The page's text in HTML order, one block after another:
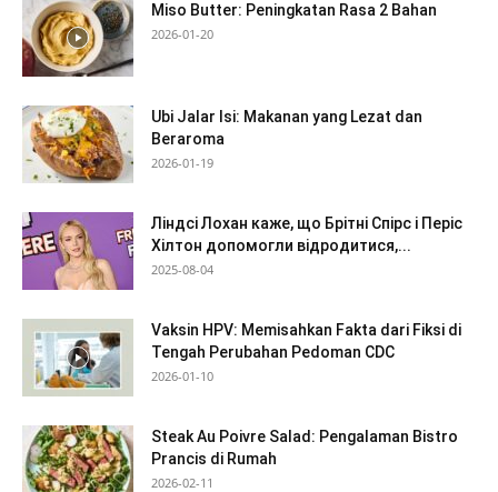
Miso Butter: Peningkatan Rasa 2 Bahan
2026-01-20
Ubi Jalar Isi: Makanan yang Lezat dan
Beraroma
2026-01-19
Ліндсі Лохан каже, що Брітні Спірс і Періс
Хілтон допомогли відродитися,...
2025-08-04
Vaksin HPV: Memisahkan Fakta dari Fiksi di
Tengah Perubahan Pedoman CDC
2026-01-10
Steak Au Poivre Salad: Pengalaman Bistro
Prancis di Rumah
2026-02-11